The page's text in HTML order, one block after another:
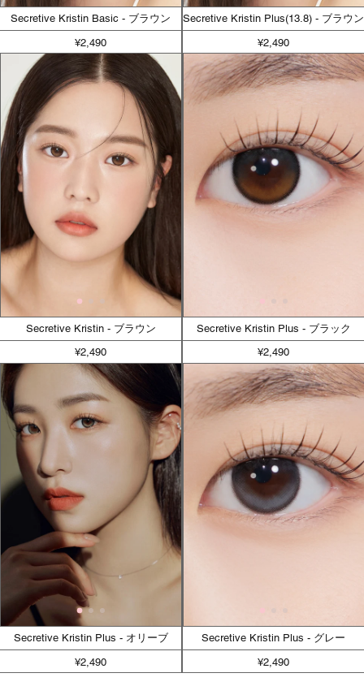
Secretive Kristin Basic - ブラウン
¥2,490
Secretive Kristin Plus(13.8) - ブラウン
¥2,490
Secretive Kristin - ブラウン
¥2,490
Secretive Kristin Plus - ブラック
¥2,490
Secretive Kristin Plus - オリーブ
¥2,490
Secretive Kristin Plus - グレー
¥2,490